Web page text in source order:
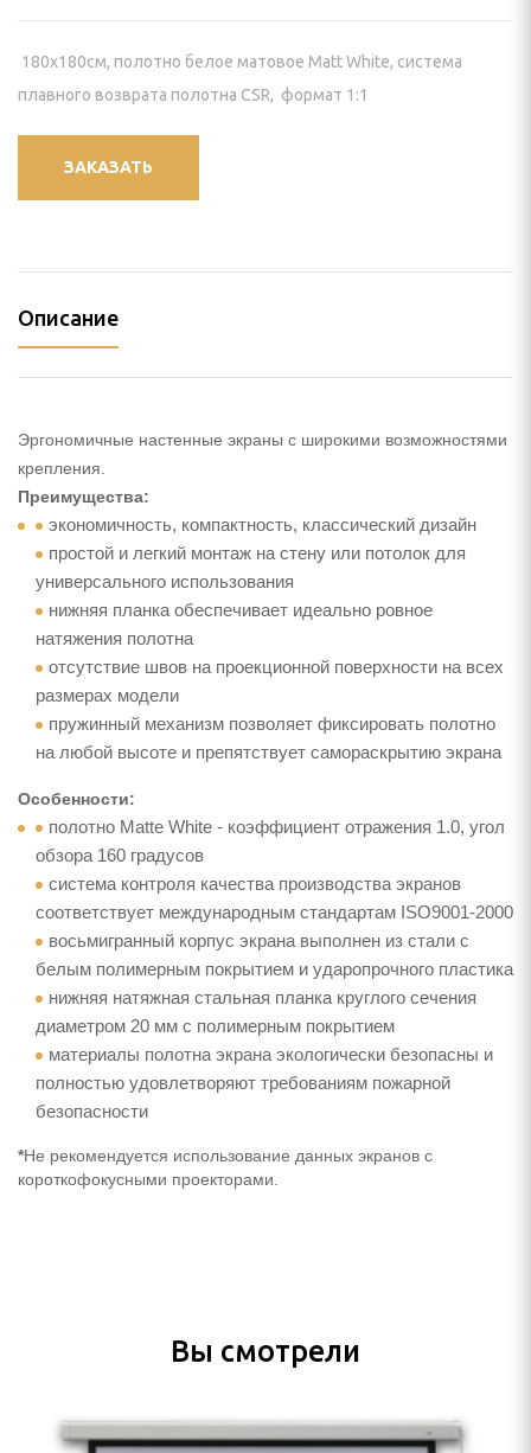
для проектора
для панелей
180x180см, полотно белое матовое Matt White, система
плавного возврата полотна CSR, формат 1:1
ЗАКАЗАТЬ
Описание
Эргономичные настенные экраны с широкими возможностями
крепления.
Преимущества:
экономичность, компактность, классический дизайн
простой и легкий монтаж на стену или потолок для
универсального использования
нижняя планка обеспечивает идеально ровное
натяжения полотна
отсутствие швов на проекционной поверхности на всех
размерах модели
пружинный механизм позволяет фиксировать полотно
на любой высоте и препятствует самораскрытию экрана
Особенности:
полотно Matte White - коэффициент отражения 1.0, угол
обзора 160 градусов
система контроля качества производства экранов
соответствует международным стандартам ISO9001-2000
восьмигранный корпус экрана выполнен из стали с
белым полимерным покрытием и ударопрочного пластика
нижняя натяжная стальная планка круглого сечения
диаметром 20 мм с полимерным покрытием
материалы полотна экрана экологически безопасны и
полностью удовлетворяют требованиям пожарной
безопасности
*Не рекомендуется использование данных экранов с
короткофокусными проекторами.
Вы смотрели